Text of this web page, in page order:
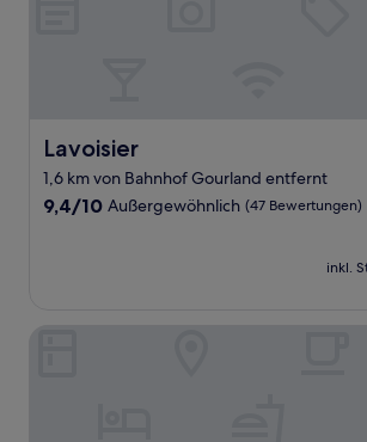
Lavoisier
Lavoisier
1,6 km von Bahnhof Gourland entfernt
9.4
9,4/10 Außergewöhnlich (47 Bewertungen)
inkl.